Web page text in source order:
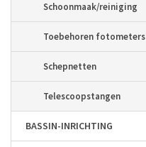
Schoonmaak/reiniging
Toebehoren fotometers
Schepnetten
Telescoopstangen
BASSIN-INRICHTING